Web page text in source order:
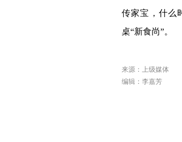
传家宝，什么
桌“新食尚”。
来源：上级媒体
编辑：李嘉芳